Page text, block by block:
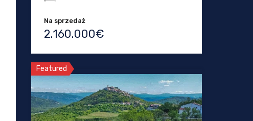
Na sprzedaż
2.160.000€
Featured